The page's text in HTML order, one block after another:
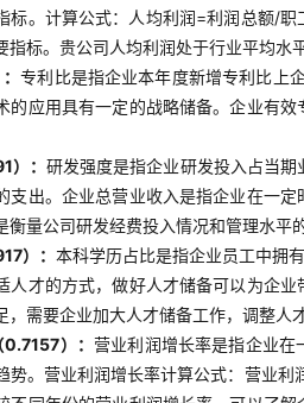
标。计算公式：人均利润=利润总额/
指标。贵公司人均利润处于行业平均
专利比是指企业本年度新增专利比上
的应用具有一定的战略储备。企业有
： 研发强度是指企业研发投入占当
支出。企业总营业收入是指企业在一
衡量公司研发经费投入情况和管理水
）：本科学历占比是指企业员工中拥
人才的方式，做好人才储备可以为企
，需要企业加大人才储备工作，调整人
）： 营业利润增长率是指企业在
势。营业利润增长率计算公式：营业